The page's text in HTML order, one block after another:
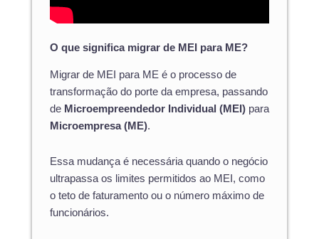
O que significa migrar de MEI para ME?
Migrar de MEI para ME é o processo de
transformação do porte da empresa, passando
de Microempreendedor Individual (MEI) para
Microempresa (ME).
Essa mudança é necessária quando o negócio
ultrapassa os limites permitidos ao MEI, como
o teto de faturamento ou o número máximo de
funcionários.